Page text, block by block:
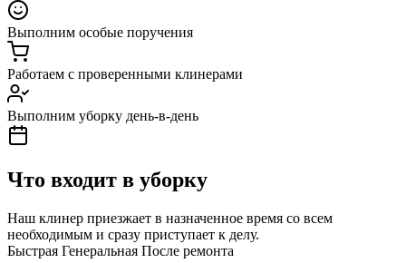
Выполним особые поручения
Работаем с проверенными клинерами
Выполним уборку день-в-день
Что входит в уборку
Наш клинер приезжает в назначенное время со всем
необходимым и сразу приступает к делу.
Быстрая Генеральная После ремонта